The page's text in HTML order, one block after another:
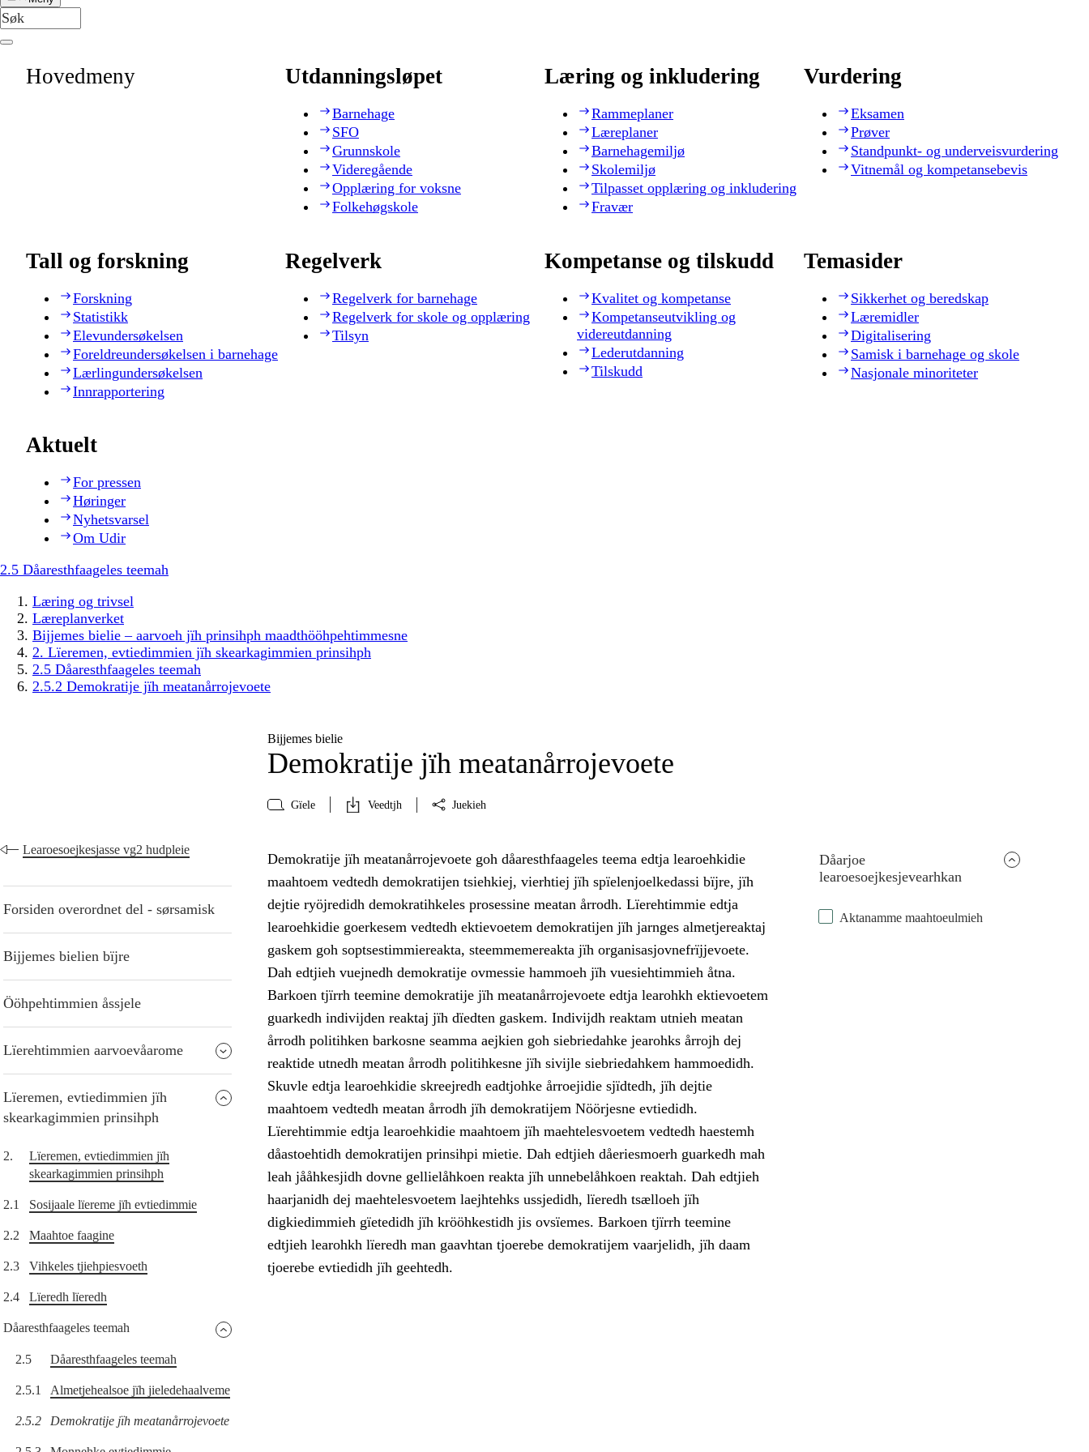
Hovedmeny Utdanningsløpet
Barnehage
SFO
Grunnskole
Videregående
Opplæring for voksne
Folkehøgskole
Læring og inkludering
Rammeplaner
Læreplaner
Barnehagemiljø
Skolemiljø
Tilpasset opplæring og inkludering
Fravær
Vurdering
Eksamen
Prøver
Standpunkt- og underveisvurdering
Vitnemål og kompetansebevis
Tall og forskning
Forskning
Statistikk
Elevundersøkelsen
Foreldreundersøkelsen i barnehage
Lærlingundersøkelsen
Innrapportering
Regelverk
Regelverk for barnehage
Regelverk for skole og opplæring
Tilsyn
Kompetanse og tilskudd
Kvalitet og kompetanse
Kompetanseutvikling og
videreutdanning
Lederutdanning
Tilskudd
Temasider
Sikkerhet og beredskap
Læremidler
Digitalisering
Samisk i barnehage og skole
Nasjonale minoriteter
Aktuelt
For pressen
Høringer
Nyhetsvarsel
Om Udir
2.5 Dåaresthfaageles teemah
Læring og trivsel
Læreplanverket
Bijjemes bielie – aarvoeh jïh prinsihph maadthööhpehtimmesne
2. Lïeremen, evtiedimmien jïh skearkagimmien prinsihph
2.5 Dåaresthfaageles teemah
2.5.2 Demokratije jïh meatanårrojevoete
Bijjemes bielie
Demokratije jïh meatanårrojevoete
Gïele Veedtjh Juekieh
Learoesoejkesjasse vg2 hudpleie
Forsiden overordnet del - sørsamisk
Bijjemes bielien bïjre
Ööhpehtimmien åssjele
Lïerehtimmien aarvoevåarome
Lïeremen, evtiedimmien jïh
skearkagimmien prinsihph
2.
Lïeremen, evtiedimmien jïh
skearkagimmien prinsihph
2.1 Sosijaale lïereme jïh evtiedimmie
2.2 Maahtoe faagine
2.3 Vihkeles tjiehpiesvoeth
2.4 Lïeredh lïeredh
Dåaresthfaageles teemah
2.5 Dåaresthfaageles teemah
2.5.1 Almetjehealsoe jïh jieledehaalveme
2.5.2 Demokratije jïh meatanårrojevoete
Dåarjoe
learoesoejkesjevearhkan
Aktanamme maahtoeulmieh
Demokratije jïh meatanårrojevoete goh dåaresthfaageles teema edtja learoehkidie
maahtoem vedtedh demokratijen tsiehkiej, vierhtiej jïh spïelenjoelkedassi bïjre, jïh
dejtie ryöjredidh demokratihkeles prosessine meatan årrodh. Lïerehtimmie edtja
learoehkidie goerkesem vedtedh ektievoetem demokratijen jïh jarnges almetjereaktaj
gaskem goh soptsestimmiereakta, steemmemereakta jïh organisasjovnefrïjjevoete.
Dah edtjieh vuejnedh demokratije ovmessie hammoeh jïh vuesiehtimmieh åtna.
Barkoen tjïrrh teemine demokratije jïh meatanårrojevoete edtja learohkh ektievoetem
guarkedh indivijden reaktaj jïh dïedten gaskem. Indivijdh reaktam utnieh meatan
årrodh politihken barkosne seamma aejkien goh siebriedahke jearohks årrojh dej
reaktide utnedh meatan årrodh politihkesne jïh sivijle siebriedahkem hammoedidh.
Skuvle edtja learoehkidie skreejredh eadtjohke årroejidie sjïdtedh, jïh dejtie
maahtoem vedtedh meatan årrodh jïh demokratijem Nöörjesne evtiedidh.
Lïerehtimmie edtja learoehkidie maahtoem jïh maehtelesvoetem vedtedh haestemh
dåastoehtidh demokratijen prinsihpi mietie. Dah edtjieh dåeriesmoerh guarkedh mah
leah jååhkesjidh dovne gellielåhkoen reakta jïh unnebelåhkoen reaktah. Dah edtjieh
haarjanidh dej maehtelesvoetem laejhtehks ussjedidh, lïeredh tsælloeh jïh
digkiedimmieh gïetedidh jïh krööhkestidh jis ovsïemes. Barkoen tjïrrh teemine
edtjieh learohkh lïeredh man gaavhtan tjoerebe demokratijem vaarjelidh, jïh daam
tjoerebe evtiedidh jïh geehtedh.